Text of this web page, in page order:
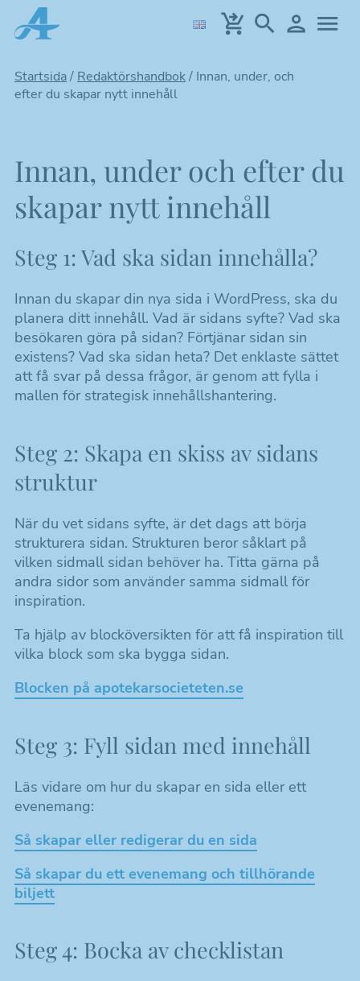
Hoppa
till
Startsida/ Redaktörshandbok/ Innan, under, och
efter du skapar nytt innehåll
Innan, under och efter du
skapar nytt innehåll
Steg 1: Vad ska sidan innehålla?
Innan du skapar din nya sida i WordPress, ska du
planera ditt innehåll. Vad är sidans syfte? Vad ska
besökaren göra på sidan? Förtjänar sidan sin
existens? Vad ska sidan heta? Det enklaste sättet
att få svar på dessa frågor, är genom att fylla i
mallen för strategisk innehållshantering.
Steg 2: Skapa en skiss av sidans
struktur
När du vet sidans syfte, är det dags att börja
strukturera sidan. Strukturen beror såklart på
vilken sidmall sidan behöver ha. Titta gärna på
andra sidor som använder samma sidmall för
inspiration.
Ta hjälp av blocköversikten för att få inspiration till
vilka block som ska bygga sidan.
Blocken på apotekarsocieteten.se
Steg 3: Fyll sidan med innehåll
Läs vidare om hur du skapar en sida eller ett
evenemang:
Så skapar eller redigerar du en sida
Så skapar du ett evenemang och tillhörande
biljett
Steg 4: Bocka av checklistan